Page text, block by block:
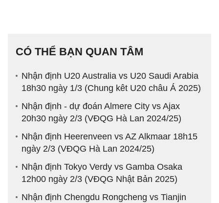
CÓ THỂ BẠN QUAN TÂM
Nhận định U20 Australia vs U20 Saudi Arabia
18h30 ngày 1/3 (Chung kêt U20 châu Á 2025)
Nhận định - dự đoán Almere City vs Ajax
20h30 ngày 2/3 (VĐQG Hà Lan 2024/25)
Nhận định Heerenveen vs AZ Alkmaar 18h15
ngày 2/3 (VĐQG Hà Lan 2024/25)
Nhận định Tokyo Verdy vs Gamba Osaka
12h00 ngày 2/3 (VĐQG Nhật Bản 2025)
Nhận định Chengdu Rongcheng vs Tianjin